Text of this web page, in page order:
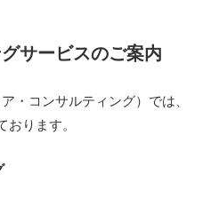
サービスのご案内
・コンサルティング）では、
おります。